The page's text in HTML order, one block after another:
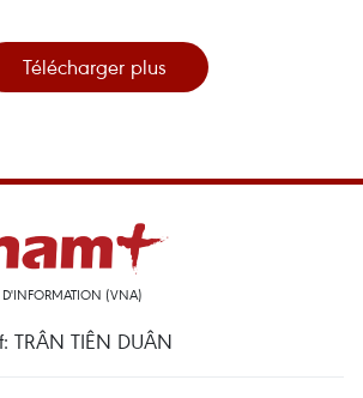
Télécharger plus
(VNA)
TRÂN TIÊN DUÂN